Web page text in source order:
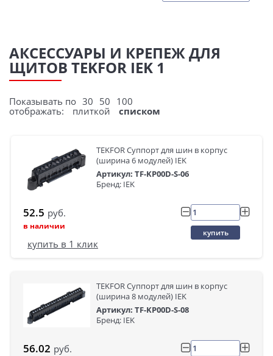
АКСЕССУАРЫ И КРЕПЕЖ ДЛЯ
ЩИТОВ TEKFOR IEK 1
Показывать по 30 50 100
отображать:
плиткой списком
TEKFOR Суппорт для шин в корпус
(ширина 6 модулей) IEK
Артикул: TF-KP00D-S-06
Бренд: IEK
52.5 руб.
в наличии
купить
купить в 1 клик
TEKFOR Суппорт для шин в корпус
(ширина 8 модулей) IEK
Артикул: TF-KP00D-S-08
Бренд: IEK
56.02 руб.